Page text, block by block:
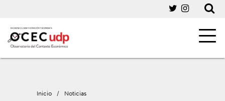
Inicio / Noticias